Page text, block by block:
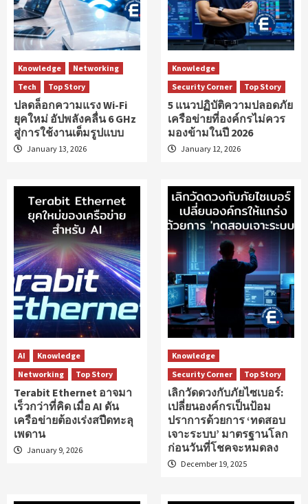
Knowledge
Networking
Tech
Top Story
ปลดล็อกความแรง Wi-Fi
ยุคใหม่ อัปพลังคลื่น 6 GHz
สู่การใช้งานเต็มรูปแบบ
January 13, 2026
Knowledge
Security Corner
Top Story
5 แนวปฏิบัติความปลอดภัย
เครือข่ายที่องค์กรไม่ควร
มองข้ามในปี 2026
January 12, 2026
AI
Knowledge
Networking
Top Story
Terabit Ethernet อาจมา
เร็วกว่าที่คิด เมื่อ AI ดัน
เครือข่ายต้องเร่งสปีดทะลุ
เพดาน
January 9, 2026
Knowledge
Security Corner
Top Story
เลิกวัดดวงกับภัยไซเบอร์:
เปลี่ยนองค์กรเป็นป้อม
ปราการด้วยการ ‘ทดสอบ
เจาะระบบ’ มาตรฐานโลก
ก่อนวันที่โชคจะหมดลง
December 19, 2025